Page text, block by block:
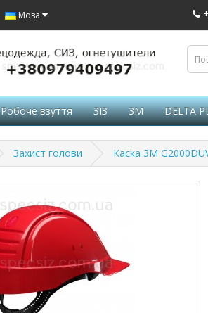
Мова
Робоче взуття ЗІЗ 3M DELTA
Захист голови Каска 3М